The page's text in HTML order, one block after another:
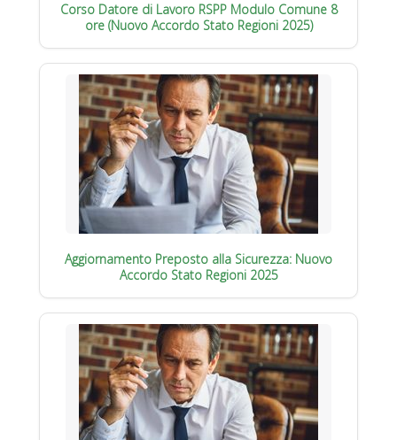
Corso Datore di Lavoro RSPP Modulo Comune 8
ore (Nuovo Accordo Stato Regioni 2025)
Aggiornamento Preposto alla Sicurezza: Nuovo
Accordo Stato Regioni 2025